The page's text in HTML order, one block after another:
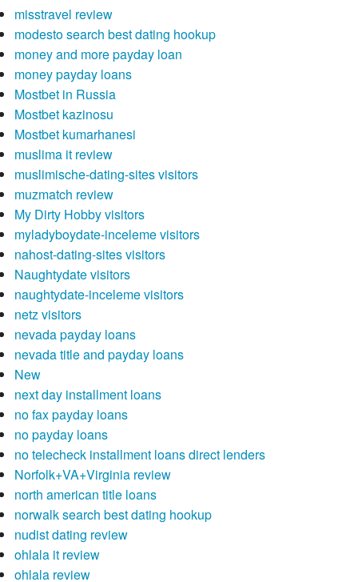
misstravel review
modesto search best dating hookup
money and more payday loan
money payday loans
Mostbet in Russia
Mostbet kazinosu
Mostbet kumarhanesi
muslima it review
muslimische-dating-sites visitors
muzmatch review
My Dirty Hobby visitors
myladyboydate-inceleme visitors
nahost-dating-sites visitors
Naughtydate visitors
naughtydate-inceleme visitors
netz visitors
nevada payday loans
nevada title and payday loans
New
next day installment loans
no fax payday loans
no payday loans
no telecheck installment loans direct lenders
Norfolk+VA+Virginia review
north american title loans
norwalk search best dating hookup
nudist dating review
ohlala it review
ohlala review